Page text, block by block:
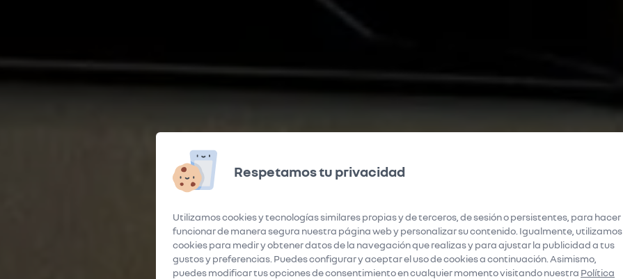
Respetamos tu privacidad
Utilizamos cookies y tecnologías similares propias y de terceros, de sesión o persistentes, para hacer
funcionar de manera segura nuestra página web y personalizar su contenido. Igualmente, utilizamos
cookies para medir y obtener datos de la navegación que realizas y para ajustar la publicidad a tus
gustos y preferencias. Puedes configurar y aceptar el uso de cookies a continuación. Asimismo,
puedes modificar tus opciones de consentimiento en cualquier momento visitando nuestra Política